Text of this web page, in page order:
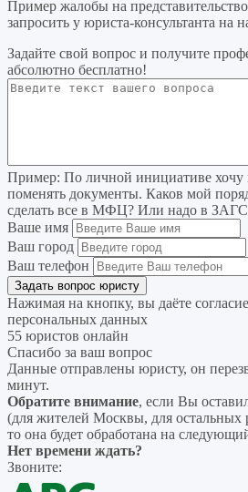
Пример жалобы на
запросить у юриста-консультанта на
Задайте свой вопрос и получите
абсолютно бесплатно!
Пример: По личной инициативе
поменять документы. Каков мой
сделать все в МФЦ? Или надо в ЗАГС
Ваше имя
Ваш город
Ваш телефон
Нажимая на кнопку, вы даёте
персональных данных
55 юристов онлайн
Спасибо за ваш вопрос
Данные отправлены юристу, он
минут.
Обратите внимание, если Вы
(для жителей Москвы, для остальных
то она будет обработана на
Нет времени ждать?
Звоните: